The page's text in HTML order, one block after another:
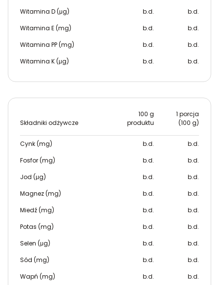
Witamina D (μg)
b.d.
b.d.
Witamina E (mg)
b.d.
b.d.
Witamina PP (mg)
b.d.
b.d.
Witamina K (μg)
b.d. b.d.
Składniki odżywcze
100 g
produktu
1 porcja
(100 g)
Cynk (mg) b.d.
b.d.
Fosfor (mg)
b.d.
b.d.
Jod (μg)
b.d.
b.d.
Magnez (mg)
b.d.
b.d.
Miedź (mg)
b.d.
b.d.
Potas (mg)
b.d.
b.d.
Selen (μg)
b.d.
b.d.
Sód (mg)
b.d.
b.d.
Wapń (mg)
b.d. b.d.